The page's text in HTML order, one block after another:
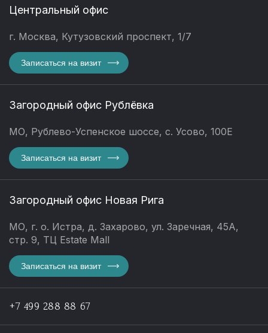
Центральный офис
г. Москва, Кутузовский проспект, 1/7
Записаться на визит
Загородный офис Рублёвка
МО, Рублево-Успенское шоссе, с. Усово, 100Е
Записаться на визит
Загородный офис Новая Рига
МО, г. о. Истра, д. Захарово, ул. Заречная, 45А,
стр. 9, ТЦ Estate Mall
Записаться на визит
+7 499 288 88 67